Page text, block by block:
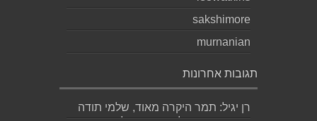
sakshimore
murnanian
תגובות אחרונות
רן יגיל: תמר היקרה מאוד, שלמי תודה